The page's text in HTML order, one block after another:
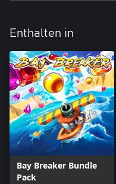
Enthalten in
Bay Breaker Bundle
Pack